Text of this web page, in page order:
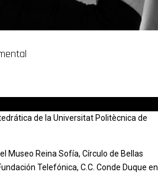
de la Universitat Politècnica de
Museo Reina Sofía, Círculo de Bellas
Telefónica, C.C. Conde Duque en